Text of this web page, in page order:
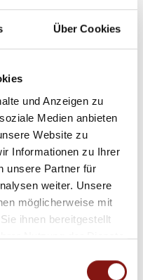
Über Cookies
und Anzeigen zu
Medien anbieten
Website zu
Informationen zu Ihrer
unsere Partner für
weiter. Unsere
möglicherweise mit
ihnen bereitgestellt
Nutzung der Dienste
Kellberg